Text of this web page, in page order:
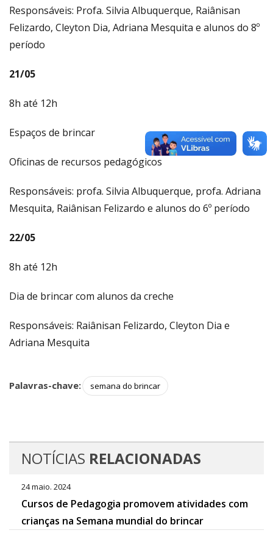
Responsáveis: Profa. Silvia Albuquerque, Raiânisan
Felizardo, Cleyton Dia, Adriana Mesquita e alunos do 8º
período
21/05
8h até 12h
Espaços de brincar
Oficinas de recursos pedagógicos
Responsáveis: profa. Silvia Albuquerque, profa. Adriana
Mesquita, Raiânisan Felizardo e alunos do 6º período
22/05
8h até 12h
Dia de brincar com alunos da creche
Responsáveis: Raiânisan Felizardo, Cleyton Dia e
Adriana Mesquita
Palavras-chave: semana do brincar
NOTÍCIAS RELACIONADAS
24 maio. 2024
Cursos de Pedagogia promovem atividades com
crianças na Semana mundial do brincar